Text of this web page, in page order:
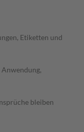
Etiketten und
bleiben